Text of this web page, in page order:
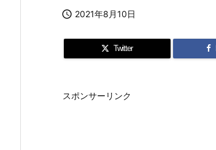
 2021年8月10日
Twitter
スポンサーリンク